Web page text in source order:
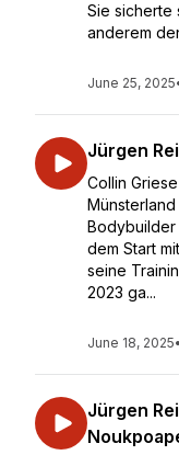
Sie sicherte
anderem
June 25, 2025
Jürgen
Collin
Bodybuilder
dem Start
seine
2023 ga...
June 18, 2025•
Jürgen